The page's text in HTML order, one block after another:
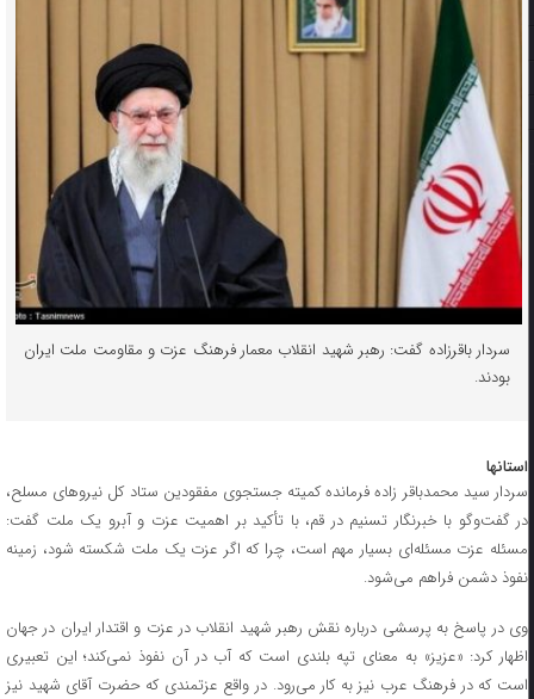
سردار باقرزاده گفت: رهبر شهید انقلاب معمار فرهنگ عزت و مقاومت ملت ایران
بودند.
استانها
سردار سید محمدباقر زاده فرمانده کمیته جستجوی مفقودین ستاد کل نیروهای مسلح،
در گفت‌وگو با خبرنگار تسنیم در قم، با تأکید بر اهمیت عزت و آبرو یک ملت گفت:
مسئله عزت مسئله‌ای بسیار مهم است، چرا که اگر عزت یک ملت شکسته شود، زمینه
نفوذ دشمن فراهم می‌شود.
وی در پاسخ به پرسشی درباره نقش رهبر شهید انقلاب در عزت و اقتدار ایران در جهان
اظهار کرد: «عزیز» به معنای تپه بلندی است که آب در آن نفوذ نمی‌کند؛ این تعبیری
است که در فرهنگ عرب نیز به کار می‌رود. در واقع عزتمندی که حضرت آقای شهید نیز